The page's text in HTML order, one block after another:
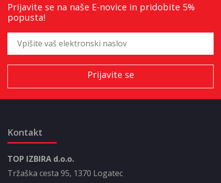
Prijavite se na naše E-novice in pridobite 5%
popusta!
Kontakt
TOP IZBIRA d.o.o.
Tržaška cesta 95, 1370 Logatec